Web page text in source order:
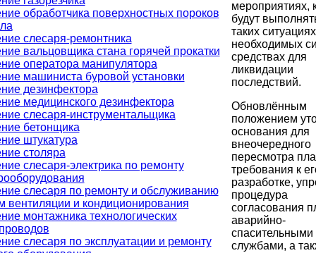
обработчика поверхностных пороков
слесаря-ремонтника
вальцовщика стана горячей прокатки
оператора манипулятора
машиниста буровой установки
дезинфектора
медицинского дезинфектора
слесаря-инструментальщика
бетонщика
штукатура
столяра
слесаря-электрика по ремонту
слесаря по ремонту и обслуживанию
вентиляции и кондиционирования
монтажника технологических
слесаря по эксплуатации и ремонту
мероприятиях,
будут
таких
необходимых
средствах для
ликвидации
последствий.
Обновлённым
положением
основания для
внеочередного
пересмотра
требования к
разработке,
процедура
согласования
аварийно-
спасительными
службами, а